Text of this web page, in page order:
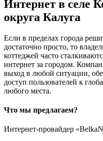
Интернет в селе
округа Калуга
Если в пределах города
достаточно просто, то
коттеджей часто
интернет за городом.
выход в любой ситуации,
доступ пользователей к
любого места.
Что мы предлагаем?
Интернет-провайдер